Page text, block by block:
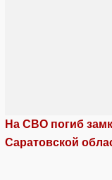
На СВО погиб
Саратовской